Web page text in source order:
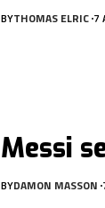
BYTHOMAS ELRIC 7
Messi
BYDAMON MASSON